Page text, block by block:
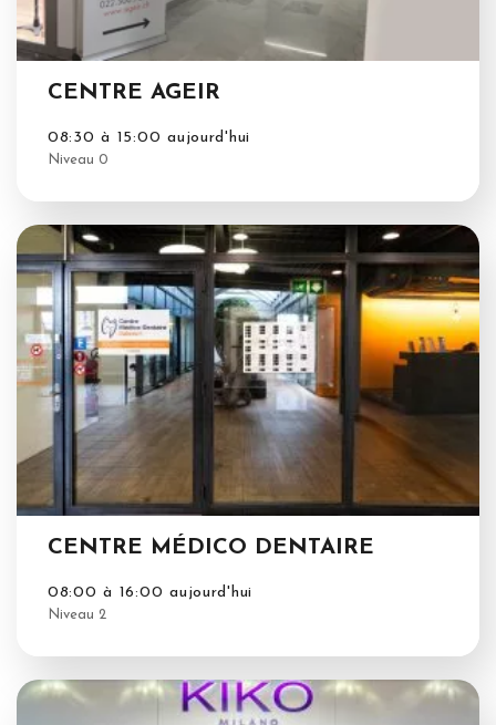
CENTRE AGEIR
08:30 à 15:00 aujourd'hui
Niveau 0
CENTRE MÉDICO DENTAIRE
08:00 à 16:00 aujourd'hui
Niveau 2